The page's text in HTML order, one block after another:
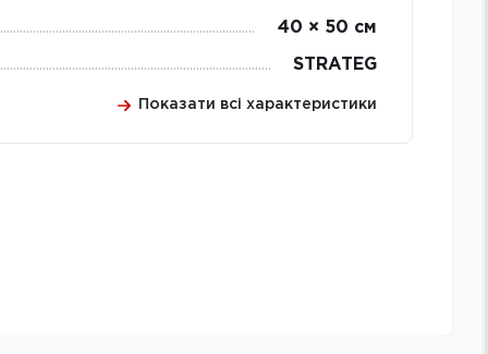
40 × 50 см
STRATEG
Показати всі характеристики